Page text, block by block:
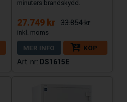
minuters brandskydd.
27.749 kr 33.854 kr
MER INFO
KÖP
DS1615E